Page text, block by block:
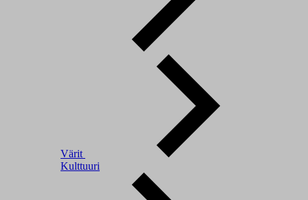
Värit
Kulttuuri